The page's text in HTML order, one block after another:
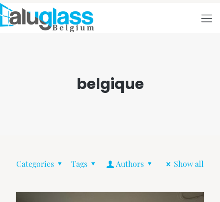
belgique
Categories Tags Authors Show all